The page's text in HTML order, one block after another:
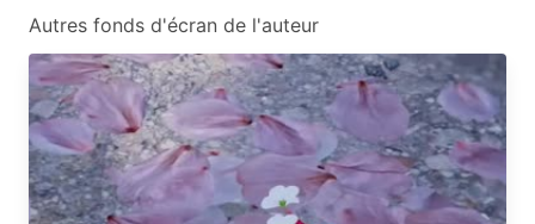
Autres fonds d'écran de l'auteur